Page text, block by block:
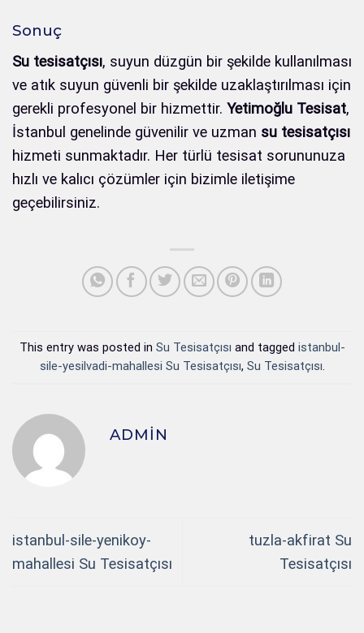
Sonuç
Su tesisatçısı, suyun düzgün bir şekilde kullanılması
ve atık suyun güvenli bir şekilde uzaklaştırılması için
gerekli profesyonel bir hizmettir. Yetimoğlu Tesisat,
İstanbul genelinde güvenilir ve uzman su tesisatçısı
hizmeti sunmaktadır. Her türlü tesisat sorununuza
hızlı ve kalıcı çözümler için bizimle iletişime
geçebilirsiniz.
This entry was posted in Su Tesisatçısı and tagged istanbul-
sile-yesilvadi-mahallesi Su Tesisatçısı, Su Tesisatçısı.
ADMIN
istanbul-sile-yenikoy-
mahallesi Su Tesisatçısı
tuzla-akfirat Su
Tesisatçısı